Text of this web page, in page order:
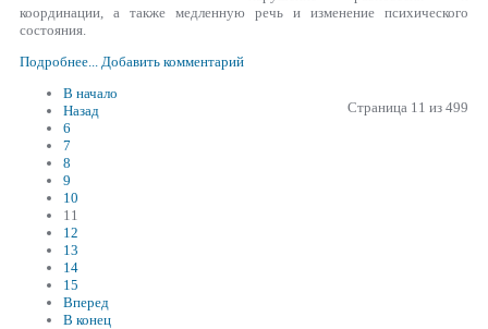
координации, а также медленную речь и изменение психического
состояния.
Подробнее...
Добавить комментарий
Страница 11 из 499
В начало
Назад
6
7
8
9
10
11
12
13
14
15
Вперед
В конец